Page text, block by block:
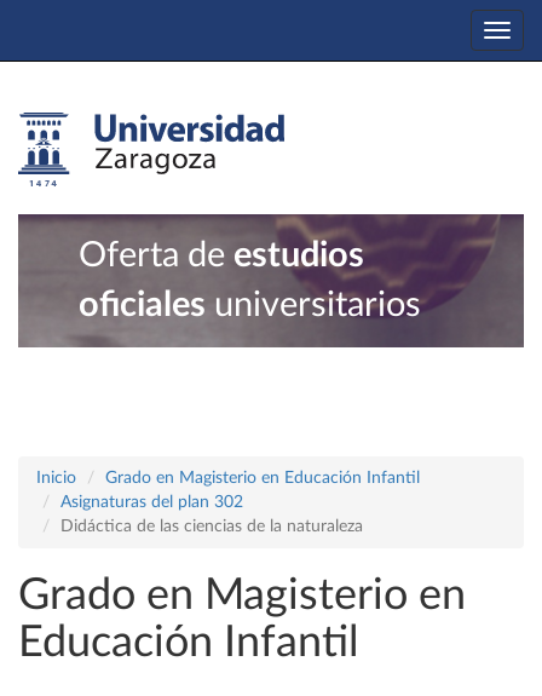
Oferta de estudios
oficiales universitarios
Inicio
Grado en Magisterio en Educación Infantil
Asignaturas del plan 302
Didáctica de las ciencias de la naturaleza
Grado en Magisterio en
Educación Infantil